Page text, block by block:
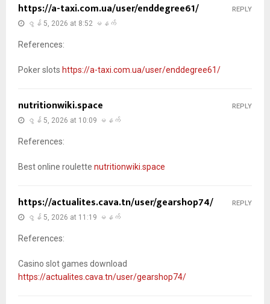
https://a-taxi.com.ua/user/enddegree61/
ဇွန် 5, 2026 at 8:52 မနက်
References:
Poker slots https://a-taxi.com.ua/user/enddegree61/
REPLY
nutritionwiki.space
ဇွန် 5, 2026 at 10:09 မနက်
References:
Best online roulette nutritionwiki.space
REPLY
https://actualites.cava.tn/user/gearshop74/
ဇွန် 5, 2026 at 11:19 မနက်
References:
Casino slot games download
https://actualites.cava.tn/user/gearshop74/
REPLY